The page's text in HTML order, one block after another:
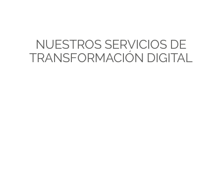
NUESTROS SERVICIOS DE
TRANSFORMACIÓN DIGITAL